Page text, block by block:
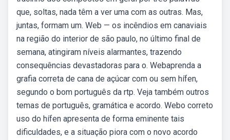
que, soltas, nada têm a ver uma com as outras. Mas,
juntas, formam um. Web — os incêndios em canaviais
na região do interior de são paulo, no último final de
semana, atingiram níveis alarmantes, trazendo
consequências devastadoras para o. Webaprenda a
grafia correta de cana de açúcar com ou sem hífen,
segundo o bom português da rtp. Veja também outros
temas de português, gramática e acordo. Webo correto
uso do hífen apresenta de forma eminente tais
dificuldades, e a situação piora com o novo acordo